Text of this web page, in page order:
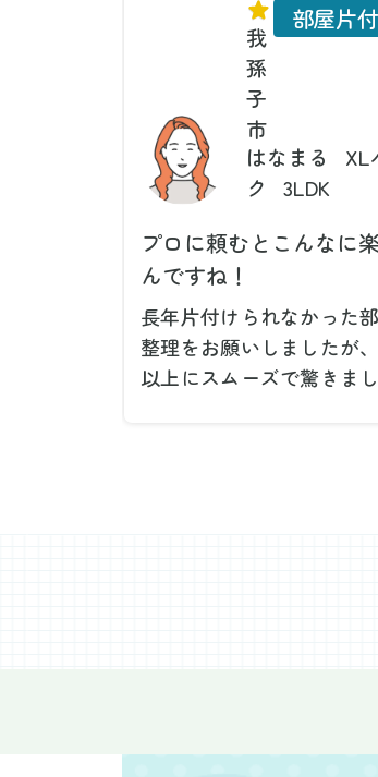
我
孫
子
市
はなまる
XL
ク
3LDK
部屋片
プロに頼むとこんなに
んですね！
長年片付けられなかった
整理をお願いしましたが
以上にスムーズで驚きま